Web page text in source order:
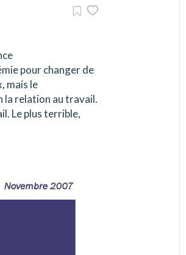
pour changer de
mais le
la relation au travail.
Le plus terrible,